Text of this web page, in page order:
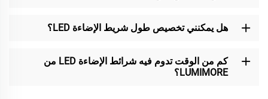
هل يمكنني تخصيص طول شريط الإضاءة LED؟
كم من الوقت تدوم فيه شرائط الإضاءة LED من
LUMIMORE؟